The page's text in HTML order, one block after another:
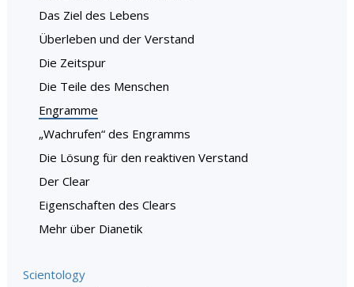
Das Ziel des Lebens
Überleben und der Verstand
Die Zeitspur
Die Teile des Menschen
Engramme
„Wachrufen“ des Engramms
Die Lösung für den reaktiven Verstand
Der Clear
Eigenschaften des Clears
Mehr über Dianetik
Scientology